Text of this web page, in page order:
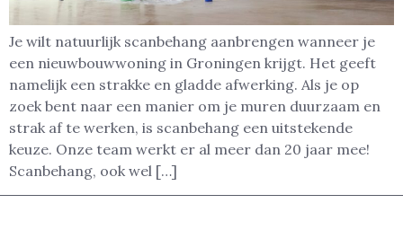
Je wilt natuurlijk scanbehang aanbrengen wanneer je
een nieuwbouwwoning in Groningen krijgt. Het geeft
namelijk een strakke en gladde afwerking. Als je op
zoek bent naar een manier om je muren duurzaam en
strak af te werken, is scanbehang een uitstekende
keuze. Onze team werkt er al meer dan 20 jaar mee!
Scanbehang, ook wel […]